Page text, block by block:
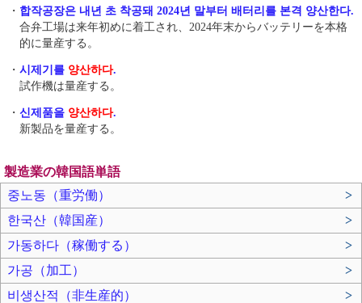
・ 합작공장은 내년 초 착공돼 2024년 말부터 배터리를 본격 양산한다.
合弁工場は来年初めに着工され、2024年末からバッテリーを本格
的に量産する。
・ 시제기를 양산하다.
試作機は量産する。
・ 신제품을 양산하다.
新製品を量産する。
製造業の韓国語単語
중노동（重労働）
>
한국산（韓国産）
>
가동하다（稼働する）
>
가공（加工）
>
비생산적（非生産的）
>